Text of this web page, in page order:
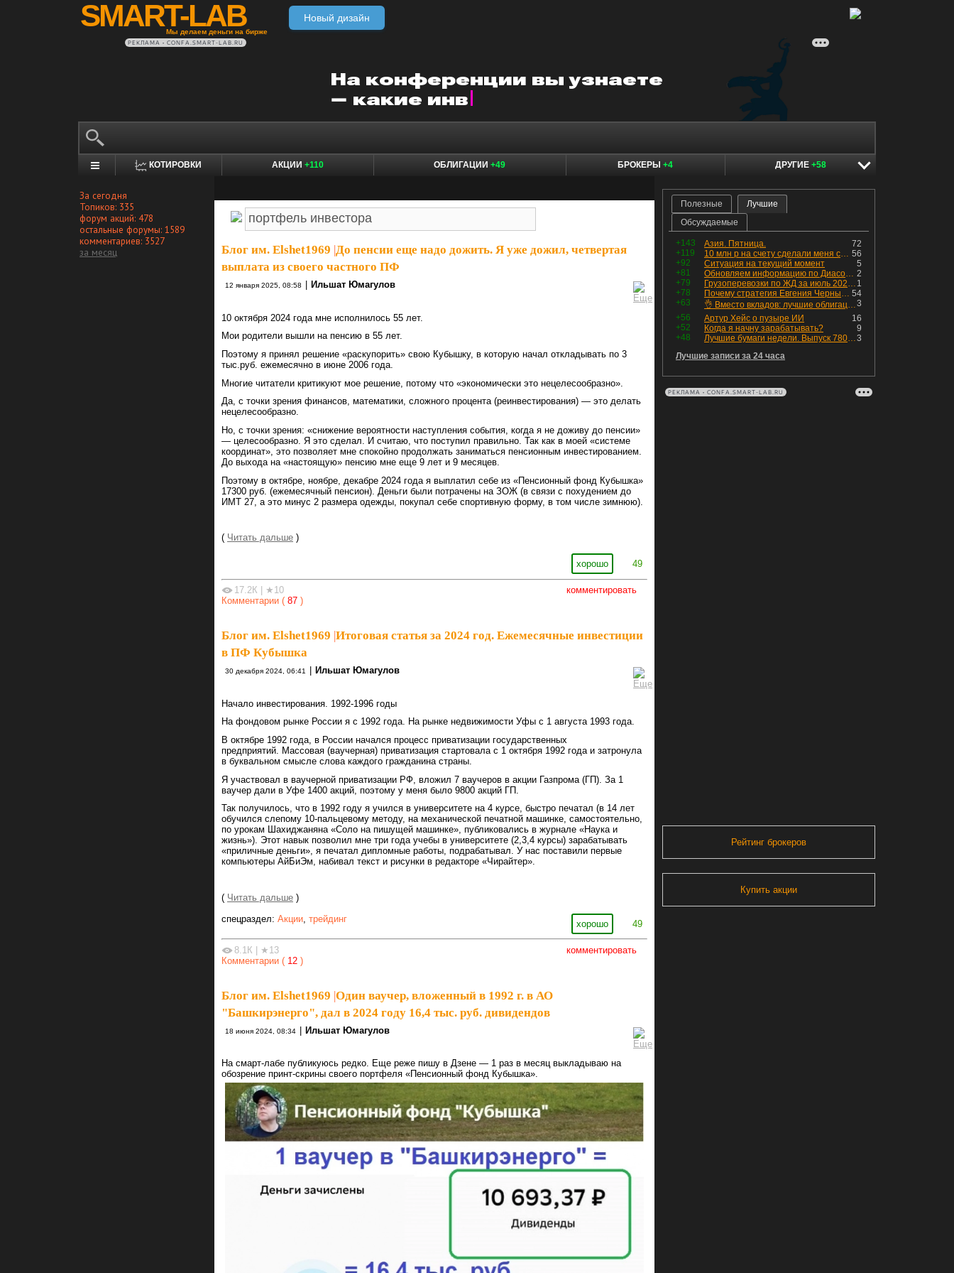
SMART-LAB
Мы делаем деньги на бирже
Новый дизайн
РЕКЛАМА • CONFA.SMART-LAB.RU
КОТИРОВКИ АКЦИИ +110 ОБЛИГАЦИИ +49 БРОКЕРЫ +4 ДРУГИЕ +58
За сегодня
Топиков: 335
форум акций: 478
остальные форумы: 1589
комментариев: 3527
за месяц
Блог им. Elshet1969 До пенсии еще надо дожить. Я уже дожил, четвертая
выплата из своего частного ПФ
12 января 2025, 08:58 Ильшат Юмагулов
10 октября 2024 года мне исполнилось 55 лет.
Мои родители вышли на пенсию в 55 лет.
Поэтому я принял решение «раскупорить» свою Кубышку, в которую начал откладывать по 3
тыс.руб. ежемесячно в июне 2006 года.
Многие читатели критикуют мое решение, потому что «экономически это нецелесообразно».
Да, с точки зрения финансов, математики, сложного процента (реинвестирования) — это делать
нецелесообразно.
Но, с точки зрения: «снижение вероятности наступления события, когда я не доживу до пенсии»
— целесообразно. Я это сделал. И считаю, что поступил правильно. Так как в моей «системе
координат», это позволяет мне спокойно продолжать заниматься пенсионным инвестированием.
До выхода на «настоящую» пенсию мне еще 9 лет и 9 месяцев.
Поэтому в октябре, ноябре, декабре 2024 года я выплатил себе из «Пенсионный фонд Кубышка»
17300 руб. (ежемесячный пенсион). Деньги были потрачены на ЗОЖ (в связи с похудением до
ИМТ 27, а это минус 2 размера одежды, покупал себе спортивную форму, в том числе зимнюю).
( Читать дальше )
хорошо 49
комментировать
17.2К
★10
Комментарии ( 87 )
Блог им. Elshet1969 Итоговая статья за 2024 год. Ежемесячные инвестиции
в ПФ Кубышка
30 декабря 2024, 06:41 Ильшат Юмагулов
Начало инвестирования. 1992-1996 годы
На фондовом рынке России я с 1992 года. На рынке недвижимости Уфы с 1 августа 1993 года.
В октябре 1992 года, в России начался процесс приватизации государственных
предприятий. Массовая (ваучерная) приватизация стартовала с 1 октября 1992 года и затронула
в буквальном смысле слова каждого гражданина страны.
Я участвовал в ваучерной приватизации РФ, вложил 7 ваучеров в акции Газпрома (ГП). За 1
ваучер дали в Уфе 1400 акций, поэтому у меня было 9800 акций ГП.
Так получилось, что в 1992 году я учился в университете на 4 курсе, быстро печатал (в 14 лет
обучился слепому 10-пальцевому методу, на механической печатной машинке, самостоятельно,
по урокам Шахиджаняна «Соло на пишущей машинке», публиковались в журнале «Наука и
жизнь»). Этот навык позволил мне три года учебы в университете (2,3,4 курсы) зарабатывать
«приличные деньги», я печатал дипломные работы, подрабатывал. У нас поставили первые
компьютеры АйБиЭм, набивал текст и рисунки в редакторе «Чирайтер».
( Читать дальше )
хорошо 49
спецраздел: Акции трейдинг
комментировать
8.1К
★13
Комментарии ( 12 )
Блог им. Elshet1969 |Один ваучер, вложенный в 1992 г. в АО
"Башкирэнерго", дал в 2024 году 16,4 тыс. руб. дивидендов
18 июня 2024, 08:34 Ильшат Юмагулов
На смарт-лабе публикуюсь редко. Еще реже пишу в Дзене — 1 раз в месяц выкладываю на
обозрение принт-скрины своего портфеля «Пенсионный фонд Кубышка».
Полезные
Лучшие
Обсуждаемые
+143 72
Азия. Пятница.
+119
56
10 млн р на счету сделали меня счастливым? Ожидание vs Реальность!
+92
5
Ситуация на текущий момент
+81
2
Обновляем информацию по Диасофту: дивиденды и выкуп
+79
1
Грузоперевозки по ЖД за июль 2026 г. — четвёртый месяц подряд роста, чёрные металлы на уровне прошлого года, а каменный уголь в плюсе.
+78
54
Почему стратегия Евгения Черных приведет вас к убыткам в 2026 году
+63
3
👌 Вместо вкладов: лучшие облигации — только супер надёжные
+56
16
Артур Хейс о пузыре ИИ
+52
9
Когда я начну зарабатывать?
+48
3
Лучшие бумаги недели. Выпуск 780 – обновления для пятницы
Лучшие записи за 24 часа
РЕКЛАМА • CONFA.SMART-LAB.RU
Рейтинг брокеров
Купить акции